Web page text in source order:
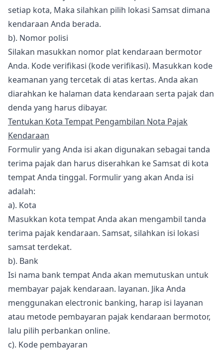
setiap kota, Maka silahkan pilih lokasi Samsat dimana
kendaraan Anda berada.
b). Nomor polisi
Silakan masukkan nomor plat kendaraan bermotor
Anda. Kode verifikasi (kode verifikasi). Masukkan kode
keamanan yang tercetak di atas kertas. Anda akan
diarahkan ke halaman data kendaraan serta pajak dan
denda yang harus dibayar.
Tentukan Kota Tempat Pengambilan Nota Pajak
Kendaraan
Formulir yang Anda isi akan digunakan sebagai tanda
terima pajak dan harus diserahkan ke Samsat di kota
tempat Anda tinggal. Formulir yang akan Anda isi
adalah:
a). Kota
Masukkan kota tempat Anda akan mengambil tanda
terima pajak kendaraan. Samsat, silahkan isi lokasi
samsat terdekat.
b). Bank
Isi nama bank tempat Anda akan memutuskan untuk
membayar pajak kendaraan. layanan. Jika Anda
menggunakan electronic banking, harap isi layanan
atau metode pembayaran pajak kendaraan bermotor,
lalu pilih perbankan online.
c). Kode pembayaran